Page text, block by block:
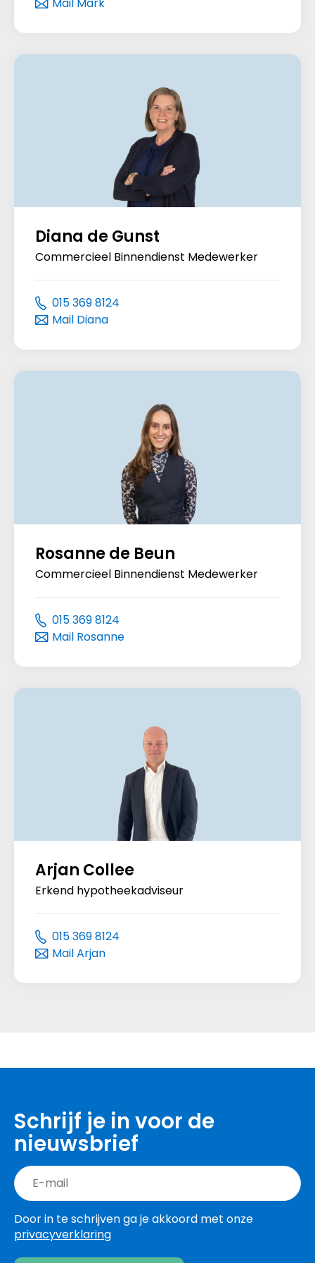
Diana de Gunst
Commercieel Binnendienst Medewerker
015 369 8124
Mail Diana
Rosanne de Beun
Commercieel Binnendienst Medewerker
015 369 8124
Mail Rosanne
Arjan Collee
Erkend hypotheekadviseur
015 369 8124
Mail Arjan
Schrijf je in voor de
nieuwsbrief
Door in te schrijven ga je akkoord met onze
privacyverklaring